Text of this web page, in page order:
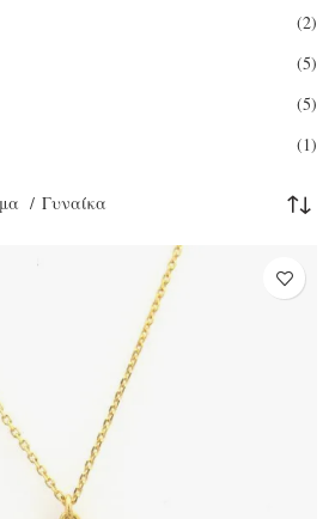
(2)
(5)
(5)
(1)
Γυναίκα